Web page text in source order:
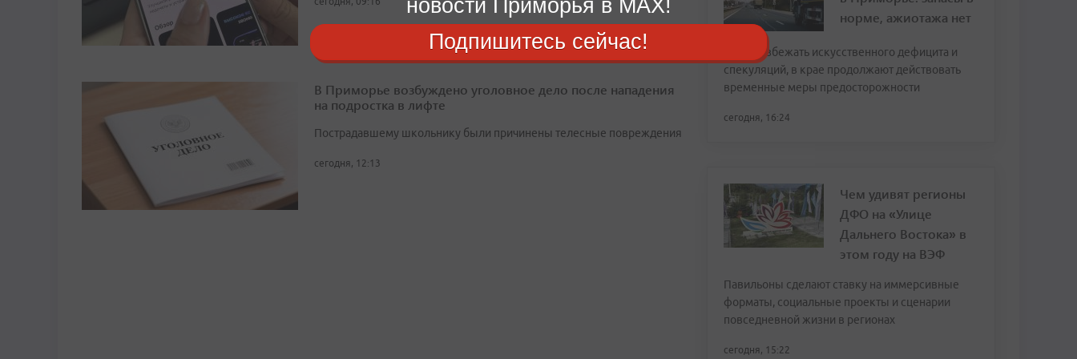
В Приморье возбуждено уголовное дело после нападения
на подростка в лифте
Пострадавшему школьнику были причинены телесные повреждения
сегодня, 12:13
норме, ажиотажа нет
Чтобы избежать искусственного дефицита и
спекуляций, в крае продолжают действовать
временные меры предосторожности
сегодня, 16:24
Чем удивят регионы
ДФО на «Улице
Дальнего Востока» в
этом году на ВЭФ
Павильоны сделают ставку на иммерсивные
форматы, социальные проекты и сценарии
повседневной жизни в регионах
сегодня, 15:22
новости Приморья в MAX!
Подпишитесь сейчас!